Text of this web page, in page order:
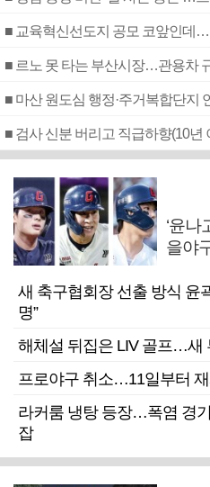
■ 교육혁신선도지 공모 코앞인데…
■ 르노 못 타는 부산시장…관용차
■ 마산 원도심 행정·주거복합단지
‘윤
을야
새 축구협회장 선출 방식
명”
해체설 뒤집은 LIV 골프…새
프로야구 취소…11일부터 재
라커룸 냉탕 등장…폭염 경
잡